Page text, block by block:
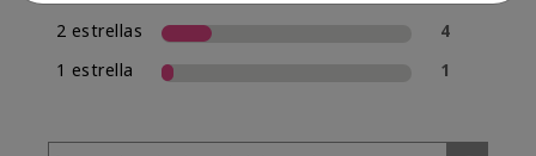
2 estrellas
4
1 estrella
1